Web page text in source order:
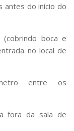
antes do início do
(cobrindo boca e
no local de
entre os
fora da sala de